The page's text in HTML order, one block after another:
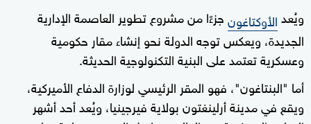
ويُعدالأوكتاغونجزءًا من مشروع تطوير العاصمة الإدارية
الجديدة، ويعكس توجه الدولة نحو إنشاء مقار حكومية
وعسكرية تعتمد على البنية التكنولوجية الحديثة.
أما "البنتاغون"، فهو المقر الرئيسي لوزارة الدفاع الأميركية،
ويقع في مدينة أرلينغتون بولاية فيرجينيا، ويُعد أحد أشهر